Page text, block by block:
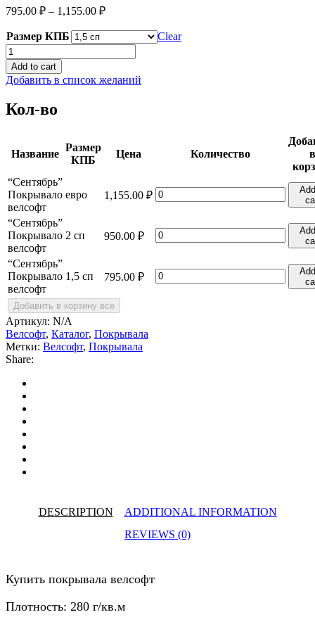
795.00 ₽ – 1,155.00 ₽
Размер КПБ
Clear
"Сентябрь"
Покрывало
велсофт
quantity
Add to cart
Добавить в список желаний
Кол-во
Название
Размер
КПБ
Цена Количество
в
“Сентябрь”
Покрывало
велсофт
евро 1,155.00 ₽ "Сентябрь"
Покрывало
quantity
“Сентябрь”
Покрывало
велсофт
2 сп 950.00 ₽
"Сентябрь"
Покрывало
quantity
“Сентябрь”
Покрывало
велсофт
1,5 сп 795.00 ₽
"Сентябрь"
Покрывало
Добавить в корзину все
Артикул: N/A
Велсофт, Каталог, Покрывала
Метки: Велсофт, Покрывала
Share:
DESCRIPTION
ADDITIONAL INFORMATION
REVIEWS (0)
Купить покрывала велсофт
Плотность: 280 г/кв.м